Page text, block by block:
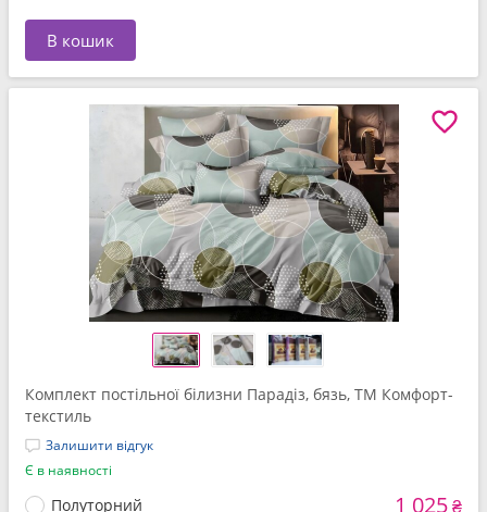
В кошик
Комплект постільної білизни Парадіз, бязь, ТМ Комфорт-
текстиль
Залишити відгук
Є в наявності
Полуторний 1 025₴